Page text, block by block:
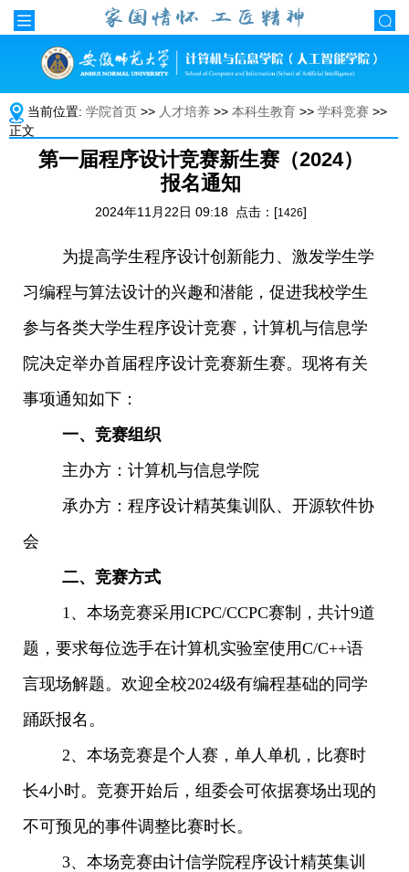
当前位置: 学院首页 >> 人才培养 >> 本科生教育 >> 学科竞赛 >>
正文
第一届程序设计竞赛新生赛（2024）
报名通知
2024年11月22日 09:18 点击：[1426]
为提高学生程序设计创新能力、激发学生学
习编程与算法设计的兴趣和潜能，促进我校学生
参与各类大学生程序设计竞赛，计算机与信息学
院决定举办首届程序设计竞赛新生赛。现将有关
事项通知如下：
一、竞赛组织
主办方：计算机与信息学院
承办方：程序设计精英集训队、开源软件协
会
二、竞赛方式
1、本场竞赛采用ICPC/CCPC赛制，共计9道
题，要求每位选手在计算机实验室使用C/C++语
言现场解题。欢迎全校2024级有编程基础的同学
踊跃报名。
2、本场竞赛是个人赛，单人单机，比赛时
长4小时。竞赛开始后，组委会可依据赛场出现的
不可预见的事件调整比赛时长。
3、本场竞赛由计信学院程序设计精英集训